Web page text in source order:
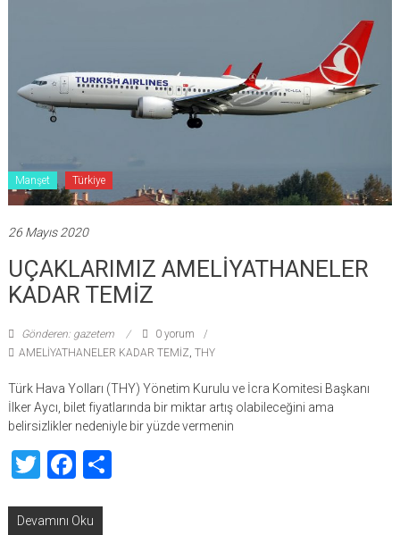
Manşet Türkiye
26 Mayıs 2020
UÇAKLARIMIZ AMELİYATHANELER
KADAR TEMİZ
Gönderen: gazetem
0 yorum
AMELİYATHANELER KADAR TEMİZ, THY
Türk Hava Yolları (THY) Yönetim Kurulu ve İcra Komitesi Başkanı
İlker Aycı, bilet fiyatlarında bir miktar artış olabileceğini ama
belirsizlikler nedeniyle bir yüzde vermenin
TwitterFacebook
Share
Devamını Oku